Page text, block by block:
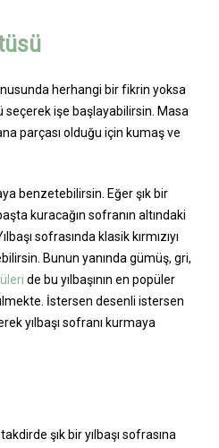
herhangi bir fikrin yoksa
seçerek işe başlayabilirsin. Masa
parçası olduğu için kumaş ve
benzetebilirsin. Eğer şık bir
kuracağın sofranın altındaki
sofrasında klasik kırmızıyı
Bunun yanında gümüş, gri,
de bu yılbaşının en popüler
İstersen desenli istersen
yılbaşı sofranı kurmaya
şık bir yılbaşı sofrasına